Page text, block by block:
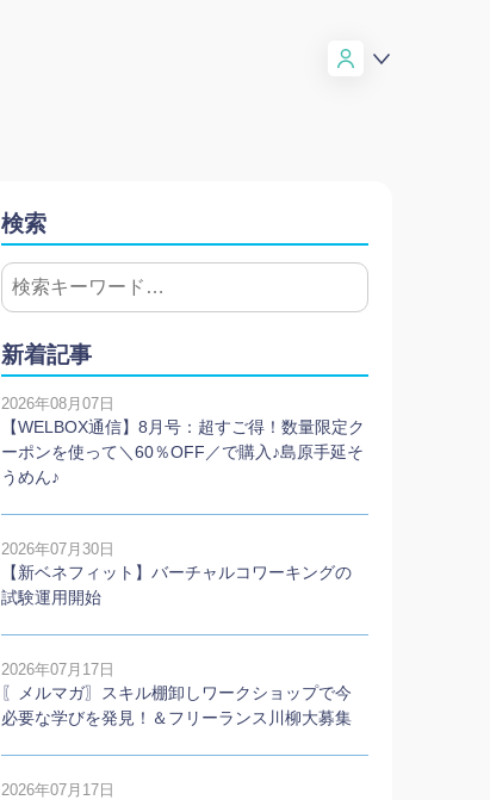
検索
新着記事
2026年08月07日
【WELBOX通信】8月号：超すご得！数量限定ク
ーポンを使って＼60％OFF／で購入♪島原手延そ
うめん♪
2026年07月30日
【新ベネフィット】バーチャルコワーキングの
試験運用開始
2026年07月17日
〖メルマガ〗スキル棚卸しワークショップで今
必要な学びを発見！＆フリーランス川柳大募集
2026年07月17日